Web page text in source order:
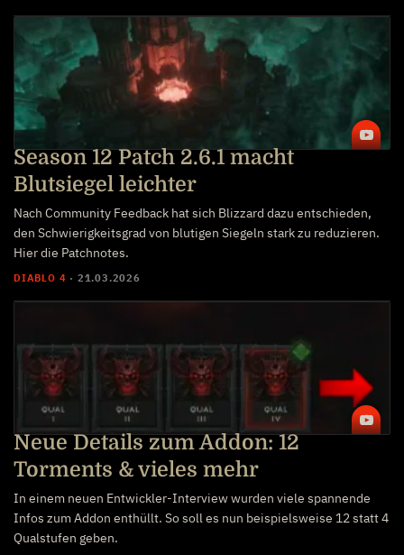
Season 12 Patch 2.6.1 macht
Blutsiegel leichter
Nach Community Feedback hat sich Blizzard dazu entschieden,
den Schwierigkeitsgrad von blutigen Siegeln stark zu reduzieren.
Hier die Patchnotes.
DIABLO 4 · 21.03.2026
Neue Details zum Addon: 12
Torments & vieles mehr
In einem neuen Entwickler-Interview wurden viele spannende
Infos zum Addon enthüllt. So soll es nun beispielsweise 12 statt 4
Qualstufen geben.